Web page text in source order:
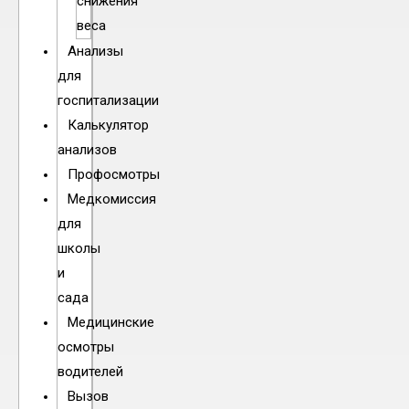
веса
Анализы
для
госпитализации
Калькулятор
анализов
Профосмотры
Медкомиссия
для
школы
и
сада
Медицинские
осмотры
водителей
Вызов